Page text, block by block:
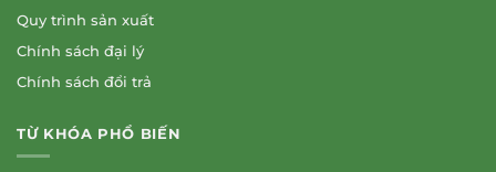
Quy trình sản xuất
Chính sách đại lý
Chính sách đổi trả
TỪ KHÓA PHỔ BIẾN